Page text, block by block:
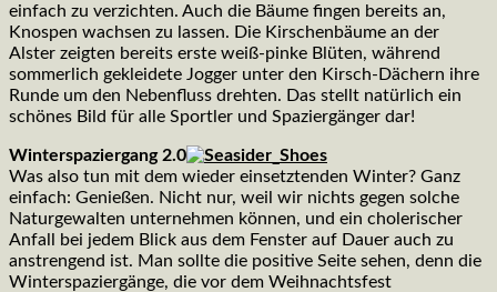
einfach zu verzichten. Auch die Bäume fingen bereits an,
Knospen wachsen zu lassen. Die Kirschenbäume an der
Alster zeigten bereits erste weiß-pinke Blüten, während
sommerlich gekleidete Jogger unter den Kirsch-Dächern ihre
Runde um den Nebenfluss drehten. Das stellt natürlich ein
schönes Bild für alle Sportler und Spaziergänger dar!
Winterspaziergang 2.0
Was also tun mit dem wieder einsetztenden Winter? Ganz
einfach: Genießen. Nicht nur, weil wir nichts gegen solche
Naturgewalten unternehmen können, und ein cholerischer
Anfall bei jedem Blick aus dem Fenster auf Dauer auch zu
anstrengend ist. Man sollte die positive Seite sehen, denn die
Winterspaziergänge, die vor dem Weihnachtsfest